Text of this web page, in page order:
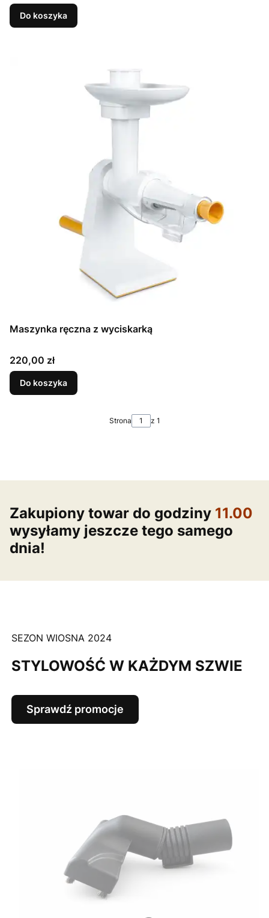
Do koszyka
Maszynka ręczna z wyciskarką
Cena
220,00 zł
Do koszyka
Strona z 1
Zakupiony towar do godziny 11.00
wysyłamy jeszcze tego samego
dnia!
SEZON WIOSNA 2024
STYLOWOŚĆ W KAŻDYM SZWIE
Sprawdź promocje